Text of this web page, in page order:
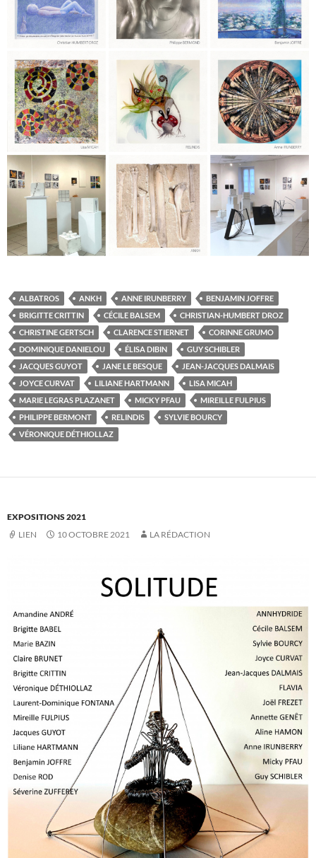
ALBATROS ANKH ANNE IRUNBERRY
BENJAMIN JOFFRE
BRIGITTE CRITTIN
CÉCILE BALSEM
CHRISTIAN-HUMBERT DROZ
CHRISTINE GERTSCH
CLARENCE STIERNET
CORINNE GRUMO
DOMINIQUE DANIELOU
ÉLISA DIBIN
GUY SCHIBLER
JACQUES GUYOT
JANE LE BESQUE
JEAN-JACQUES DALMAIS
JOYCE CURVAT
LILIANE HARTMANN
LISA MICAH
MARIE LEGRAS PLAZANET
MICKY PFAU
MIREILLE FULPIUS
PHILIPPE BERMONT
RELINDIS
SYLVIE BOURCY
VÉRONIQUE DÉTHIOLLAZ
EXPOSITIONS 2021
LIEN
10 OCTOBRE 2021 LA RÉDACTION